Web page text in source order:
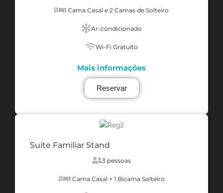
1 Cama Casal e 2 Camas de Solteiro
Ar-condicionado
Wi-Fi Gratuíto
Mais informações
Reservar
Suíte Familiar Stand
3 pessoas
1 Cama Casal + 1 Bicama Solteiro